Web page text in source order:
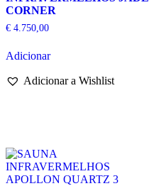
CORNER
€ 4.750,00
Adicionar
Adicionar a Wishlist